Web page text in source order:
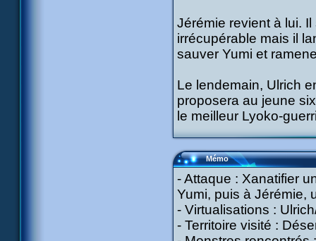
Jérémie revient à lui.
irrécupérable mais il
sauver Yumi et
Le lendemain, Ulrich
proposera au jeune
le meilleur Lyoko-
Mémo
- Attaque : Xanatifier
Yumi, puis à Jérémie,
- Virtualisations :
- Territoire visité :